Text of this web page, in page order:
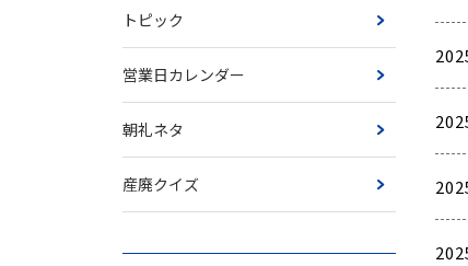
トピック
営業日カレンダー
朝礼ネタ
産廃クイズ